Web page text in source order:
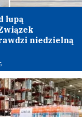
lupą
niedzielną